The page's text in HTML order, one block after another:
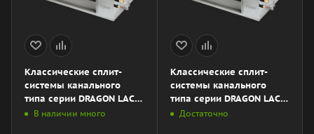
Классические сплит-
системы канального
типа серии DRAGON LAC-
DR70HP.D01\/S\/LAC-
В наличии много
Классические сплит-
системы канального
типа серии DRAGON LAC-
DR55HP.D01\/S\/LAC-
Достаточно